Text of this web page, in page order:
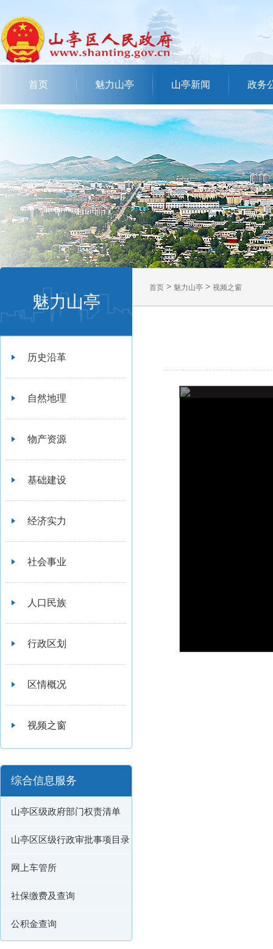
首页 魅力山亭 山亭新闻 政务
魅力山亭
历史沿革
自然地理
物产资源
基础建设
经济实力
社会事业
人口民族
行政区划
区情概况
视频之窗
综合信息服务
山亭区级政府部门权责清单
山亭区区级行政审批事项目录
网上车管所
社保缴费及查询
公积金查询
首页 > 魅力山亭 > 视频之窗